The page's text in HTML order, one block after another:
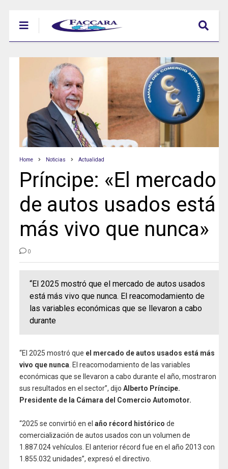
Home Noticias Actualidad
Príncipe: «El mercado
de autos usados está
más vivo que nunca»
0
“El 2025 mostró que el mercado de autos usados
está más vivo que nunca. El reacomodamiento de
las variables económicas que se llevaron a cabo
durante
“El 2025 mostró que el mercado de autos usados está más
vivo que nunca . El reacomodamiento de las variables
económicas que se llevaron a cabo durante el año, mostraron
sus resultados en el sector”, dijo Alberto Príncipe.
Presidente de la Cámara del Comercio Automotor.
“2025 se convirtió en el año récord histórico de
comercialización de autos usados con un volumen de
1.887.024 vehículos. El anterior récord fue en el año 2013 con
1.855.032 unidades”, expresó el directivo.